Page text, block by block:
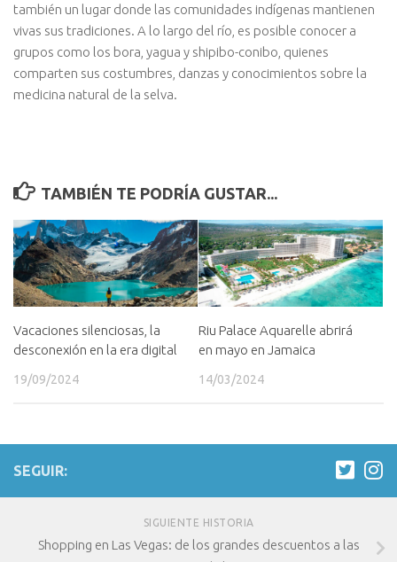
también un lugar donde las comunidades indígenas mantienen
vivas sus tradiciones. A lo largo del río, es posible conocer a
grupos como los bora, yagua y shipibo-conibo, quienes
comparten sus costumbres, danzas y conocimientos sobre la
medicina natural de la selva.
TAMBIÉN TE PODRÍA GUSTAR...
Vacaciones silenciosas, la
desconexión en la era digital
19/09/2024
Riu Palace Aquarelle abrirá
en mayo en Jamaica
14/03/2024
SEGUIR:
SIGUIENTE HISTORIA
Shopping en Las Vegas: de los grandes descuentos a las